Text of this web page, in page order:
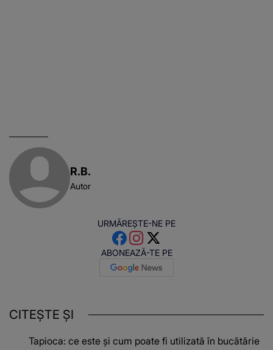
R.B.
Autor
URMĂREȘTE-NE PE
ABONEAZĂ-TE PE
CITEȘTE ȘI
Tapioca: ce este și cum poate fi utilizată în bucătărie